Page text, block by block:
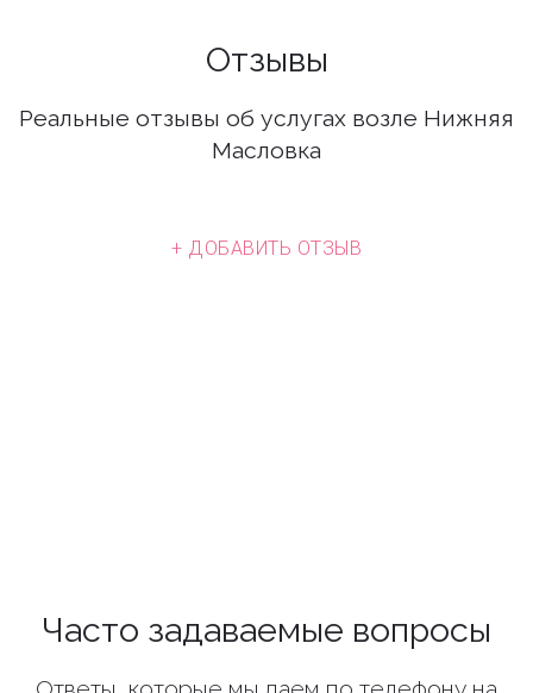
Отзывы
Реальные отзывы об услугах возле Нижняя
Масловка
+ ДОБАВИТЬ ОТЗЫВ
Часто задаваемые вопросы